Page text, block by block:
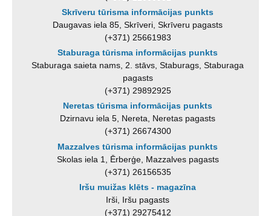
Skrīveru tūrisma informācijas punkts
Daugavas iela 85, Skrīveri, Skrīveru pagasts
(+371) 25661983
Staburaga tūrisma informācijas punkts
Staburaga saieta nams, 2. stāvs, Staburags, Staburaga
pagasts
(+371) 29892925
Neretas tūrisma informācijas punkts
Dzirnavu iela 5, Nereta, Neretas pagasts
(+371) 26674300
Mazzalves tūrisma informācijas punkts
Skolas iela 1, Ērberģe, Mazzalves pagasts
(+371) 26156535
Iršu muižas klēts - magazīna
Irši, Iršu pagasts
(+371) 29275412